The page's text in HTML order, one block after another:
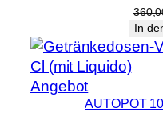
Angebot
In
AngebotProdukt
im
AUTOPOT